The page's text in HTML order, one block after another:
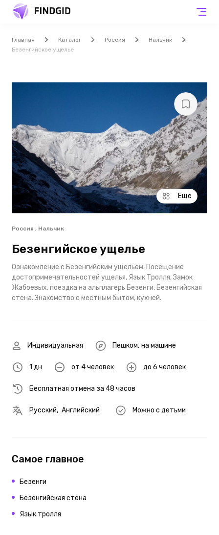
Главная Каталог Россия
Нальчик
Безенгийское ущелье
Еще
Россия , Нальчик
Безенгийское ущелье
Ознакомление с Безенгийским ущельем. Посещение
достопримечательностей ущелья, Язык Тролля, Замок
Жабоевых, поездка на альплагерь Безенги, Безенгийская
стена. Знакомство с местным бытом, кухней.
Индивидуальная Пешком, на машине
1 дн от 4 человек до 6 человек
Бесплатная отмена за 48 часов
Русский, Английский Можно с детьми
Самое главное
Безенги
Безенгийская стена
Язык тролля